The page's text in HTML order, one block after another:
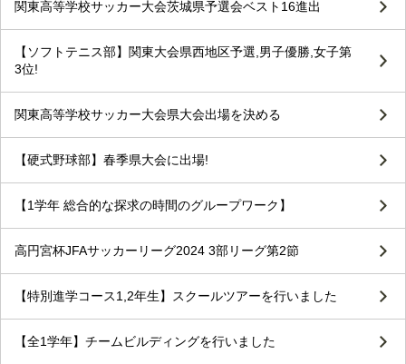
関東高等学校サッカー大会茨城県予選会ベスト16進出
【ソフトテニス部】関東大会県西地区予選,男子優勝,女子第
3位!
関東高等学校サッカー大会県大会出場を決める
【硬式野球部】春季県大会に出場!
【1学年 総合的な探求の時間のグループワーク】
高円宮杯JFAサッカーリーグ2024 3部リーグ第2節
【特別進学コース1,2年生】スクールツアーを行いました
【全1学年】チームビルディングを行いました